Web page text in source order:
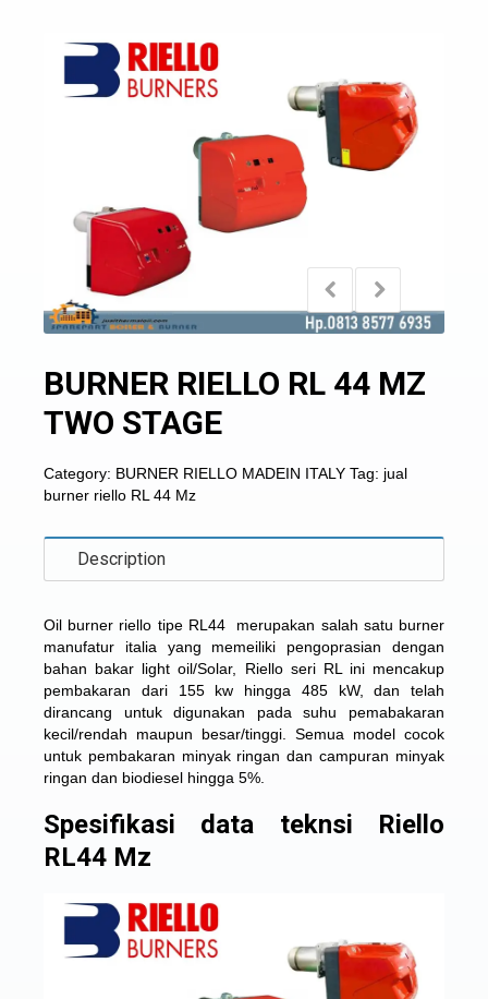
BURNER RIELLO RL 44 MZ
TWO STAGE
Category: BURNER RIELLO MADEIN ITALY Tag: jual
burner riello RL 44 Mz
Description
Oil burner riello tipe RL44 merupakan salah satu burner
manufatur italia yang memeiliki pengoprasian dengan
bahan bakar light oil/Solar, Riello seri RL ini mencakup
pembakaran dari 155 kw hingga 485 kW, dan telah
dirancang untuk digunakan pada suhu pemabakaran
kecil/rendah maupun besar/tinggi. Semua model cocok
untuk pembakaran minyak ringan dan campuran minyak
ringan dan biodiesel hingga 5%.
Spesifikasi data teknsi Riello
RL44 Mz